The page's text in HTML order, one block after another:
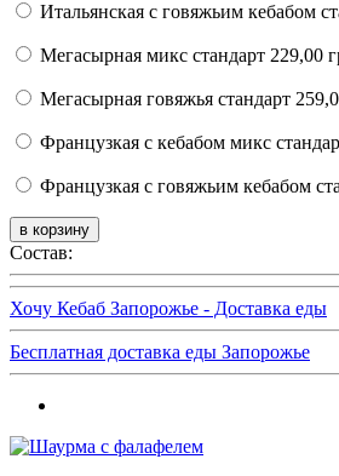
Итальянская с говяжьим кебабом
Мегасырная микс стандарт 229,00
Мегасырная говяжья стандарт
Французкая с кебабом микс
Французкая с говяжьим кебабом
Состав:
Хочу Кебаб Запорожье - Доставка еды
Бесплатная доставка еды Запорожье